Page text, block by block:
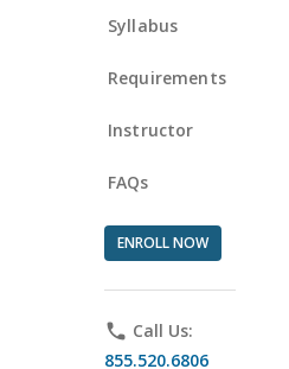
Syllabus
Requirements
Instructor
FAQs
ENROLL NOW
phone Call Us:
855.520.6806